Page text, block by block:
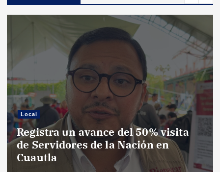
Local
Registra un avance del 50% visita
de Servidores de la Nación en
Cuautla